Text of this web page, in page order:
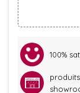
100%